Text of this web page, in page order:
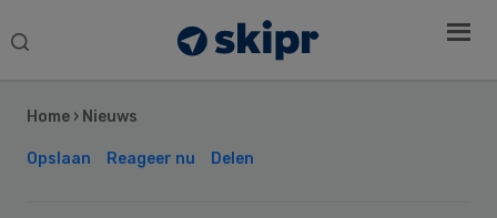
Search
Home › Nieuws
Opslaan Reageer nu Delen
Sidebar